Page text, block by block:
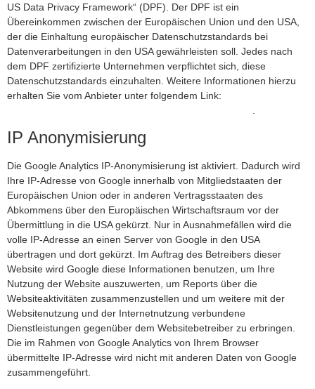
US Data Privacy Framework“ (DPF). Der DPF ist ein
Übereinkommen zwischen der Europäischen Union und den USA,
der die Einhaltung europäischer Datenschutzstandards bei
Datenverarbeitungen in den USA gewährleisten soll. Jedes nach
dem DPF zertifizierte Unternehmen verpflichtet sich, diese
Datenschutzstandards einzuhalten. Weitere Informationen hierzu
erhalten Sie vom Anbieter unter folgendem Link:
IP Anonymisierung
Die Google Analytics IP-Anonymisierung ist aktiviert. Dadurch wird
Ihre IP-Adresse von Google innerhalb von Mitgliedstaaten der
Europäischen Union oder in anderen Vertragsstaaten des
Abkommens über den Europäischen Wirtschaftsraum vor der
Übermittlung in die USA gekürzt. Nur in Ausnahmefällen wird die
volle IP-Adresse an einen Server von Google in den USA
übertragen und dort gekürzt. Im Auftrag des Betreibers dieser
Website wird Google diese Informationen benutzen, um Ihre
Nutzung der Website auszuwerten, um Reports über die
Websiteaktivitäten zusammenzustellen und um weitere mit der
Websitenutzung und der Internetnutzung verbundene
Dienstleistungen gegenüber dem Websitebetreiber zu erbringen.
Die im Rahmen von Google Analytics von Ihrem Browser
übermittelte IP-Adresse wird nicht mit anderen Daten von Google
zusammengeführt.